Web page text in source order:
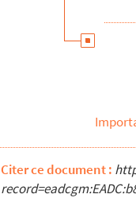
Citer ce document :